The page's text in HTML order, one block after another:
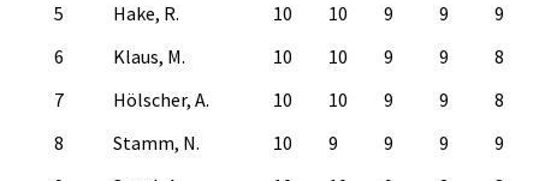
5 Hake, R. 10 10 9 9
9
6
Klaus, M. 10 10 9 9
8
7
Hölscher, A. 10 10 9 9
8
8
Stamm, N. 10 9 9 9
9